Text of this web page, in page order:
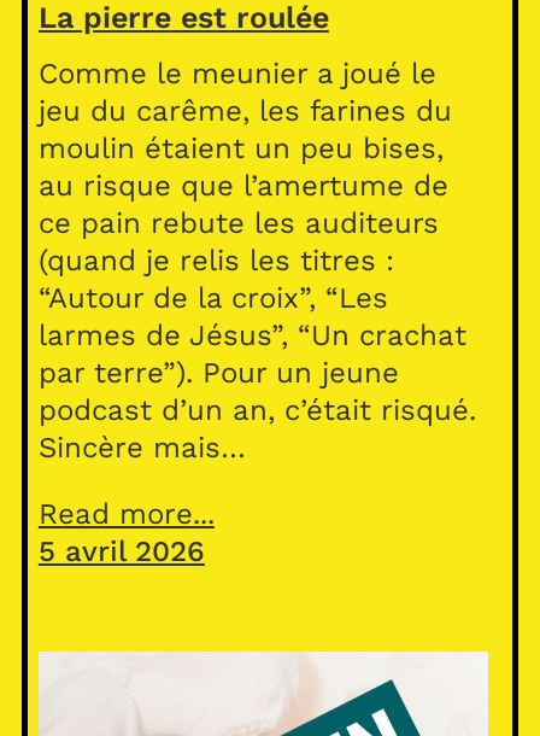
La pierre est roulée
Comme le meunier a joué le
jeu du carême, les farines du
moulin étaient un peu bises,
au risque que l’amertume de
ce pain rebute les auditeurs
(quand je relis les titres :
“Autour de la croix”, “Les
larmes de Jésus”, “Un crachat
par terre”). Pour un jeune
podcast d’un an, c’était risqué.
Sincère mais…
Read more...
5 avril 2026